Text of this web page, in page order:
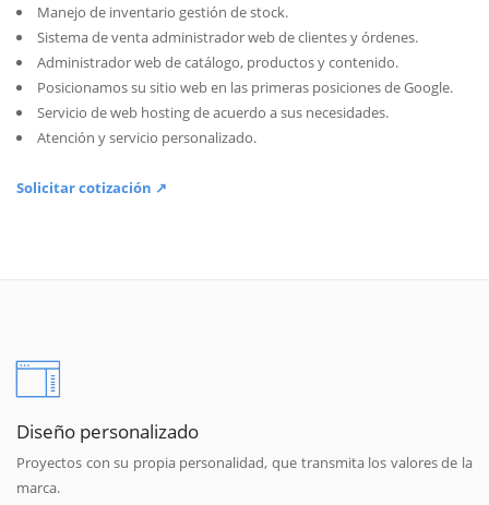
Manejo de inventario gestión de stock.
Sistema de venta administrador web de clientes y órdenes.
Administrador web de catálogo, productos y contenido.
Posicionamos su sitio web en las primeras posiciones de Google.
Servicio de web hosting de acuerdo a sus necesidades.
Atención y servicio personalizado.
Solicitar cotización ↗
Diseño personalizado
Proyectos con su propia personalidad, que transmita los valores de la
marca.